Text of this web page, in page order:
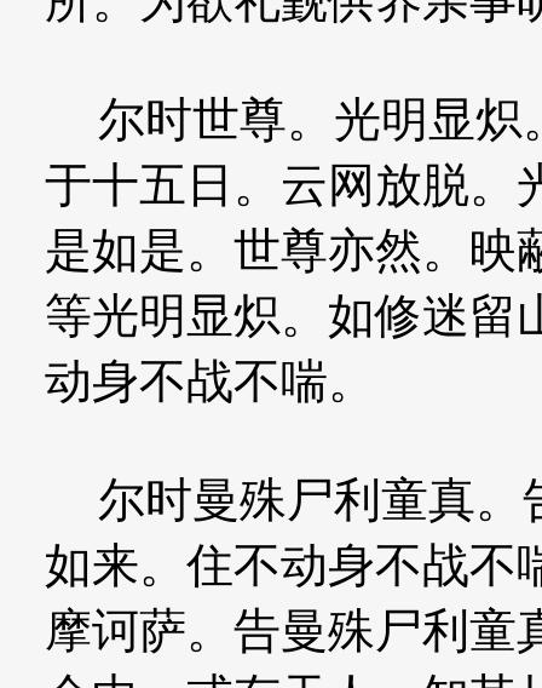
尔时世尊。光明显炽
于十五日。云网放脱。
是如是。世尊亦然。映
等光明显炽。如修迷留
动身不战不喘。
尔时曼殊尸利童真。
如来。住不动身不战不
摩诃萨。告曼殊尸利童